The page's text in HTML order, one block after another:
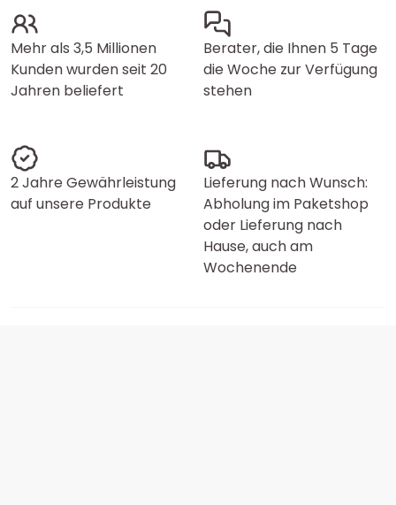
Mehr als 3,5 Millionen
Kunden wurden seit 20
Jahren beliefert
Berater, die Ihnen 5 Tage
die Woche zur Verfügung
stehen
2 Jahre Gewährleistung
auf unsere Produkte
Lieferung nach Wunsch:
Abholung im Paketshop
oder Lieferung nach
Hause, auch am
Wochenende